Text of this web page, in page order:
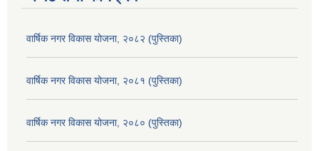
वार्षिक नगर विकास योजना, २०८२ (पुस्तिका)
वार्षिक नगर विकास योजना, २०८१ (पुस्तिका)
वार्षिक नगर विकास योजना, २०८० (पुस्तिका)